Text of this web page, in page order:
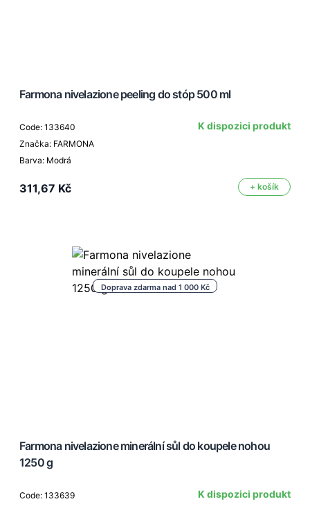
Farmona nivelazione peeling do stóp 500 ml
Code: 133640
Značka: FARMONA
Barva: Modrá
K dispozici produkt
311,67 Kč + košík
Doprava zdarma nad 1 000 Kč
Farmona nivelazione minerální sůl do koupele nohou
1250 g
Code: 133639
K dispozici produkt